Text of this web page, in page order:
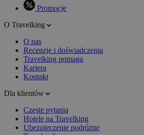
Promocje
O Travelking
O nas
Recenzje i doświadczenia
Travelking pomaga
Kariera
Kontakt
Dla klientów
Częste pytania
Hotele na Travelking
Ubezpieczenie podróżne